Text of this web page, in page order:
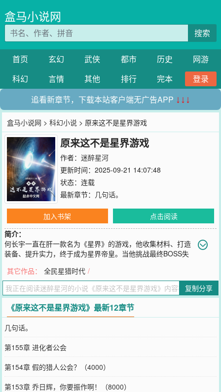
盒马小说网
搜索
首页 玄幻 武侠 都市 历史
网游
科幻
言情 其他 排行 完本
登录
追看新章节，下载本站客户端无广告APP ↓↓↓
盒马小说网 >科幻小说 > 原来这不是星界游戏
原来这不是星界游戏
作者： 迷醉星河
更新时间：2025-09-21 14:07:48
状态：连载
最新章节： 几句话。
加入书架
点击阅读
简介：
何长宇一直在肝一款名为《星界》的游戏，他收集材料、打造
装备、提升实力，终于成为星界帝皇。当他挑战最终BOSS失
经的事迹，真实存在于这个世界，并且已经过去了一万年！他曾经的
追随者们，已经坐在了人类文明的最高权座！而他，则成为了历史上
最残暴的暴君。何长宇：“原来这不是游戏！星界，你的皇帝回来
了！”
您要是觉得《原来这不是星界游戏》还不错的话请不要忘记向您QQ群
和微博微信里的朋友推荐哦！
其它作品： 全民星猎时代 /
复制分享
《原来这不是星界游戏》最新12章节
几句话。
第155章 进化者公会
第154章 假的猎人公会？（4000）
第153章 乔日辉，你要振作啊！（8000）